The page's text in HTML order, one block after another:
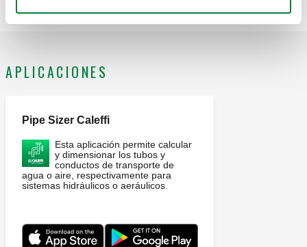
Alimentación: 230 V AC. Grado de protección: IP 42.
APLICACIONES
Pipe Sizer Caleffi
Esta aplicación permite calcular
y dimensionar los tubos y
conductos de transporte de
agua o aire, respectivamente para
sistemas hidráulicos o aeráulicos.